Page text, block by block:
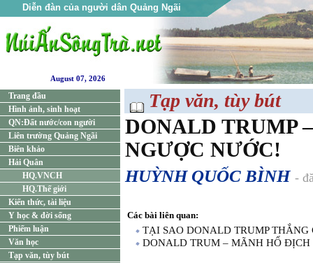
Diễn đàn của người dân Quảng Ngãi
August 07, 2026
Trang đầu
Hình ảnh, sinh hoạt
QN:Đất nước/con người
Liên trường Quảng Ngãi
Biên khảo
Hải Quân
HQ.VNCH
HQ.Thế giới
Kiến thức, tài liệu
Y học & đời sống
Phiếm luận
Văn học
Tạp văn, tùy bút
Tạp văn, tùy bút
DONALD TRUMP
NGƯỢC NƯỚC!
HUỲNH QUỐC BÌNH -
Các bài liên quan:
TẠI SAO DONALD TRUMP THẮNG
DONALD TRUM – MÃNH HỔ ĐỊCH